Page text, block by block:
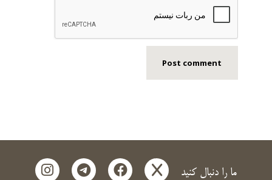
ما را دنبال کنید x
facebook
telegram
instagram